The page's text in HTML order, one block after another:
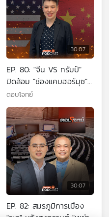
30:07
EP. 80: "จีน VS ทรัมป์"
ปิดล้อม "ช่องแคบฮอร์มุซ"
ปมร้อนเปลี่ยนโลก
ตอบโจทย์
30:07
EP. 82: สมรภูมิการเมือง